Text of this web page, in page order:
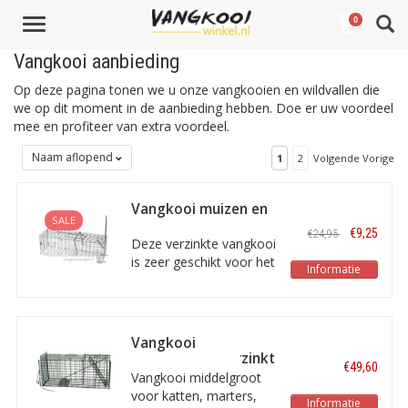
Toggle
0
Vangkooi aanbieding
Op deze pagina tonen we u onze vangkooien en wildvallen die
we op dit moment in de aanbieding hebben. Doe er uw voordeel
mee en profiteer van extra voordeel.
Naam aflopend 1 2 Volgende Vorige
SALE
Vangkooi muizen en
ratten verzinkt
40x14x14cm
Deze verzinkte vangkooi
is zeer geschikt voor het
x 14 x 14 cm.
€24,95 €9,25
Informatie
Vangkooi
middelgroot verzinkt
met beschermlaag
82x26,5x34cm
Vangkooi middelgroot
voor katten, marters,
€49,60
Informatie